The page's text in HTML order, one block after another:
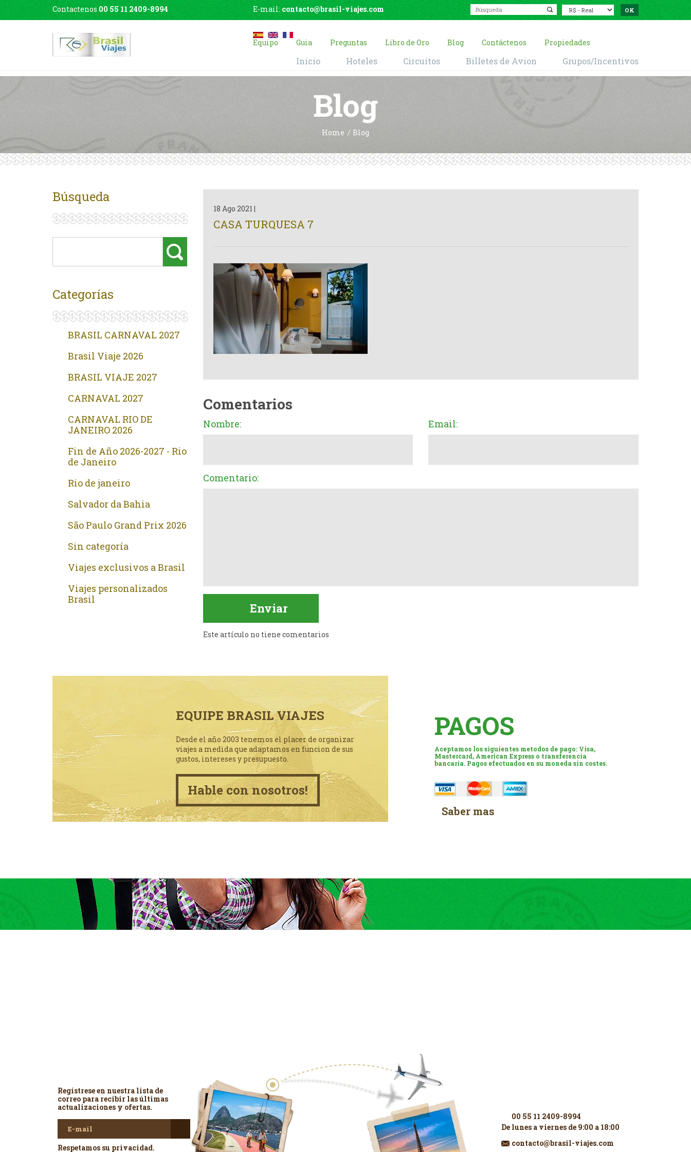
Contactenos 00 55 11 2409-8994 E-mail: contacto@brasil-viajes.com
Equipo Guia Preguntas Libro de Oro Blog Contáctenos Propiedades
Inicio Hoteles Circuitos Billetes de Avion Grupos/Incentivos
Blog
Home Blog
Búsqueda
Categorías
BRASIL CARNAVAL 2027
Brasil Viaje 2026
BRASIL VIAJE 2027
CARNAVAL 2027
CARNAVAL RIO DE
JANEIRO 2026
Fin de Año 2026-2027 - Rio
de Janeiro
Rio de janeiro
Salvador da Bahia
São Paulo Grand Prix 2026
Sin categoría
Viajes exclusivos a Brasil
Viajes personalizados
Brasil
18 Ago 2021 |
CASA TURQUESA 7
Comentarios
Nombre: Email:
Comentario:
Este artículo no tiene comentarios
EQUIPE BRASIL VIAJES
Desde el año 2003 tenemos el placer de organizar
viajes a medida que adaptamos en funcion de sus
gustos, intereses y presupuesto.
Hable con nosotros!
PAGOS
Aceptamos los siguientes metodos de pago: Visa,
Mastercard, American Express o transferencia
bancaria. Pagos efectuados en su moneda sin costes.
Saber mas
Regístrese en nuestra lista de
correo para recibir las últimas
actualizaciones y ofertas.
Respetamos su privacidad.
00 55 11 2409-8994
De lunes a viernes de 9:00 a 18:00
contacto@brasil-viajes.com